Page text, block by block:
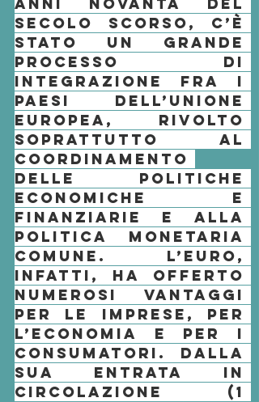
secolo scorso, c’è
stato un grande
processo di
integrazione fra i
paesi dell’ Unione
Europea , rivolto
soprattutto al
coordinamento
delle politiche
economiche e
finanziarie e alla
politica monetaria
comune. L’euro,
infatti, ha offerto
numerosi vantaggi
per le imprese, per
l’economia e per i
consumatori. Dalla
sua entrata in
circolazione (1